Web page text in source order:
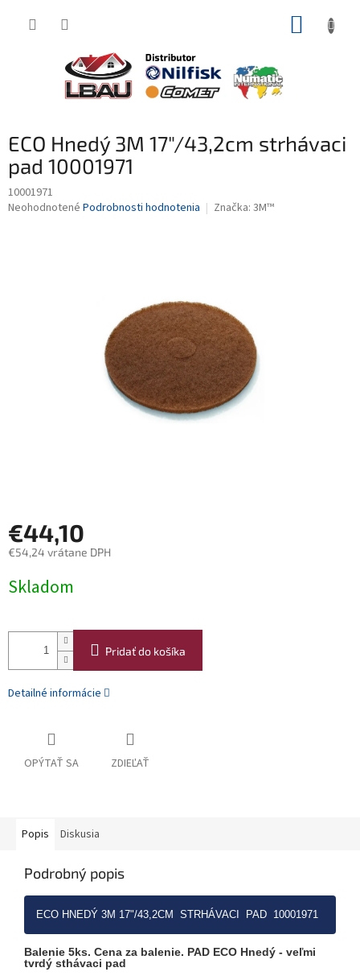
ECO Hnedý 3M 17"/43,2cm strhávaci
pad 10001971
10001971
Priemerné
Neohodnotené Podrobnosti hodnotenia Značka: 3M™
€44,10
€54,24 vrátane DPH
cena:
Skladom
Pridať do košíka
Detailné informácie
OPÝTAŤ SA ZDIEĽAŤ
Popis Diskusia
Podrobný popis
ECO HNEDÝ 3M 17"/43,2CM STRHÁVACI PAD 10001971
Balenie 5ks. Cena za balenie. PAD ECO Hnedý - veľmi
tvrdý sthávaci pad